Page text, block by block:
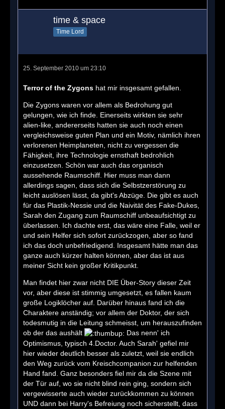
time & space
Time Lord
25. September 2010 um 23:10
Terror of the Zygons hat mir insgesamt gefallen.
Die Zygons waren vor allem als Bedrohung gut
gelungen, wie ich finde. Einerseits wirkten sie sehr
alien-like, andererseits hatten sie auch noch einen
vergleichsweise guten Plan und ein Motiv, nämlich ihren
verlorenen Heimplaneten, nicht zu vergessen die
Fähigkeit, ihre Technologie ernsthaft bedrohlich
einzusetzen. Schön war auch das organisch
aussehende Raumschiff. Hier muss man dann
allerdings sagen, dass sich die Selbstzerstörung zu
leicht auslösen lässt, da gibt's Abzüge. Die gibt es auch
für das Plastik-Nessie und die Naivität des Fake-Dukes,
Sarah den Zugang zum Raumschiff unbeaufsichtigt zu
überlassen. Ich dachte erst, das wäre eine Falle, weil er
und sein Helfer sich sofort zurückzogen, aber so fand
ich das doch unbefriedigend. Insgesamt hätte man das
ganze auch kürzer halten können, aber das ist aus
meiner Sicht kein großer Kritikpunkt.
Man findet hier zwar nicht DIE Über-Story dieser Zeit
vor, aber diese ist stimmig umgesetzt, es fallen kaum
große Logiklöcher auf. Darüber hinaus fand ich die
Charaktere anständig; vor allem der Doktor, der sich
todesmutig in die Leitung schmeisst, um herauszufinden
ob der das aushält
Das nenn' ich
Optimismus, typisch 4.Doctor. Auch Sarah' gefiel mir
hier wieder deutlich besser als zuletzt, weil sie endlich
den Weg zurück vom Kreischcompanion zur helfenden
Hand fand. Ganz besonders fiel mir da die Szene mit
der Tür auf, wo sie nicht blind rein ging, sondern sich
vergewisserte auch wieder zurückkommen zu können
UND dann bei Harry's Befreiung noch sicherstellt, dass